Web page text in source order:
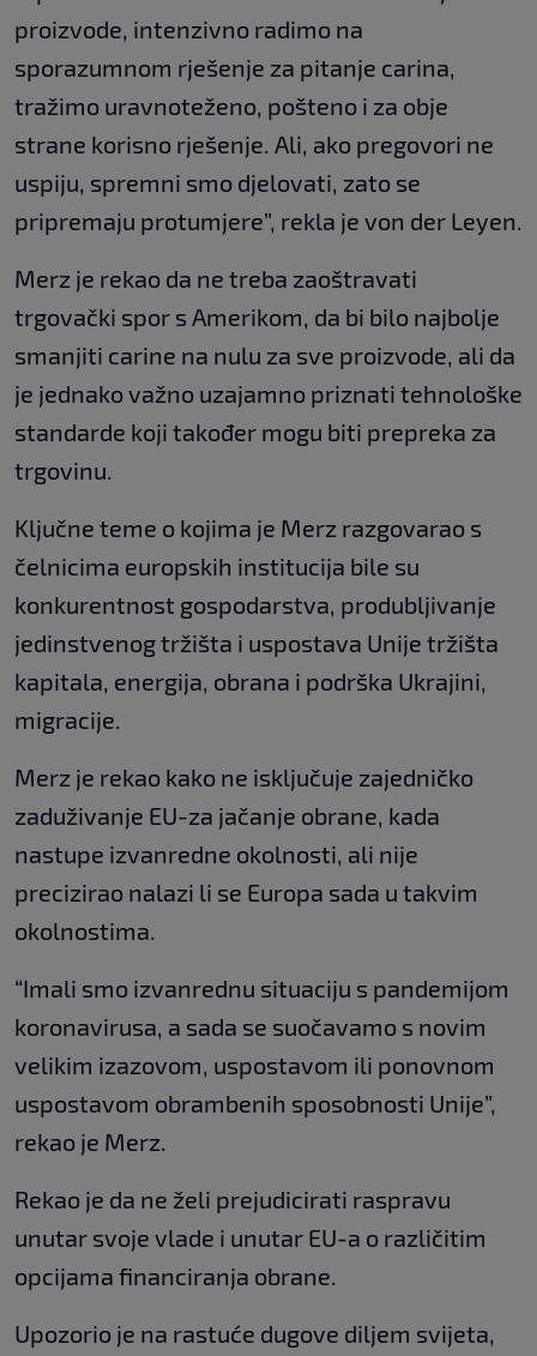
proizvode, intenzivno radimo na
sporazumnom rješenje za pitanje carina,
tražimo uravnoteženo, pošteno i za obje
strane korisno rješenje. Ali, ako pregovori ne
uspiju, spremni smo djelovati, zato se
pripremaju protumjere”, rekla je von der Leyen.
Merz je rekao da ne treba zaoštravati
trgovački spor s Amerikom, da bi bilo najbolje
smanjiti carine na nulu za sve proizvode, ali da
je jednako važno uzajamno priznati tehnološke
standarde koji također mogu biti prepreka za
trgovinu.
Ključne teme o kojima je Merz razgovarao s
čelnicima europskih institucija bile su
konkurentnost gospodarstva, produbljivanje
jedinstvenog tržišta i uspostava Unije tržišta
kapitala, energija, obrana i podrška Ukrajini,
migracije.
Merz je rekao kako ne isključuje zajedničko
zaduživanje EU-za jačanje obrane, kada
nastupe izvanredne okolnosti, ali nije
precizirao nalazi li se Europa sada u takvim
okolnostima.
“Imali smo izvanrednu situaciju s pandemijom
koronavirusa, a sada se suočavamo s novim
velikim izazovom, uspostavom ili ponovnom
uspostavom obrambenih sposobnosti Unije”,
rekao je Merz.
Rekao je da ne želi prejudicirati raspravu
unutar svoje vlade i unutar EU-a o različitim
opcijama financiranja obrane.
Upozorio je na rastuće dugove diljem svijeta,